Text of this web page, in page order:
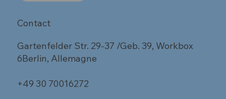
Contact
Gartenfelder Str. 29-37 /Geb. 39, Workbox
6Berlin, Allemagne
+49 30 70016272